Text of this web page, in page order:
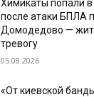
Химикаты попали
после атаки БПЛА
Домодедово —
тревогу
05.08.2026
«От киевской